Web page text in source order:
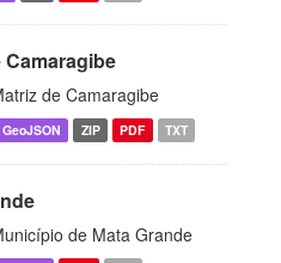
de Camaragibe
GeoJSON ZIP PDF TXT
de Mata Grande